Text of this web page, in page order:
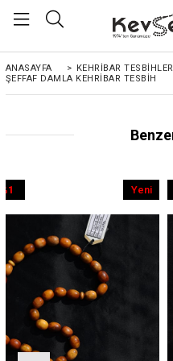
ANASAYFA > KEHRIBAR TESBIHLER
ŞEFFAF DAMLA KEHRIBAR TESBIH
%20